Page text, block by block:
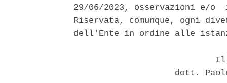
29/06/2023, osservazioni
Riservata, comunque, ogni
dell'Ente in ordine alle
dott.